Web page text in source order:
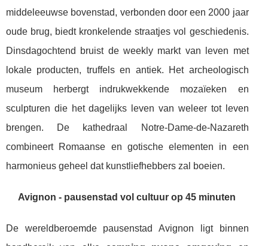
middeleeuwse bovenstad, verbonden door een 2000 jaar
oude brug, biedt kronkelende straatjes vol geschiedenis.
Dinsdagochtend bruist de weekly markt van leven met
lokale producten, truffels en antiek. Het archeologisch
museum herbergt indrukwekkende mozaïeken en
sculpturen die het dagelijks leven van weleer tot leven
brengen. De kathedraal Notre-Dame-de-Nazareth
combineert Romaanse en gotische elementen in een
harmonieus geheel dat kunstliefhebbers zal boeien.
Avignon - pausenstad vol cultuur op 45 minuten
De wereldberoemde pausenstad Avignon ligt binnen